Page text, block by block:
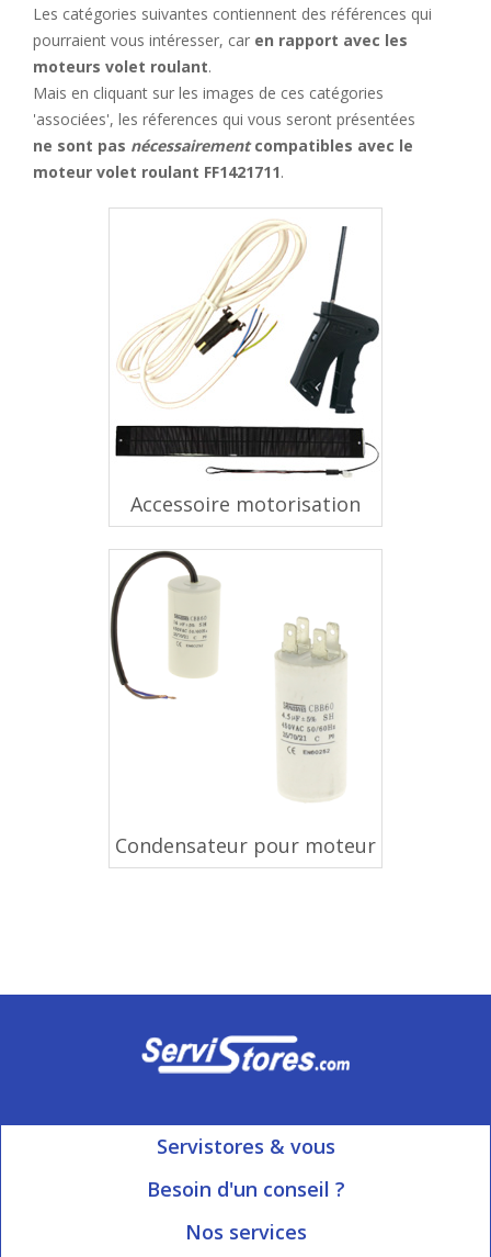
Les catégories suivantes contiennent des références qui
pourraient vous intéresser, car en rapport avec les
moteurs volet roulant.
Mais en cliquant sur les images de ces catégories
'associées', les réferences qui vous seront présentées
ne sont pas nécessairementcompatibles avec le
moteur volet roulant FF1421711.
Accessoire motorisation
Condensateur pour moteur
Servistores & vous
Mon compte
Besoin d'un conseil ?
Ouvert du Lundi au Vendredi
Nos services